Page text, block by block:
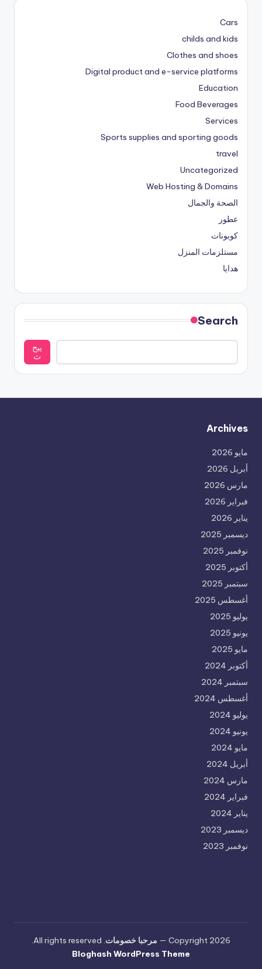
Cars
childs and kids
Clothes and shoes
Digital product and e-service platforms
Education
Food Beverages
Services
Sports supplies and sporting goods
travel
Uncategorized
Web Hosting & Domains
الصحة والجمال
عطور
كوبونات
مستلزمات المنزل
هدايا
Search
يبح
ث
Archives
مايو 2026
أبريل 2026
مارس 2026
فبراير 2026
يناير 2026
ديسمبر 2025
نوفمبر 2025
أكتوبر 2025
سبتمبر 2025
أغسطس 2025
يوليو 2025
يونيو 2025
مايو 2025
أكتوبر 2024
سبتمبر 2024
أغسطس 2024
يوليو 2024
يونيو 2024
مايو 2024
أبريل 2024
مارس 2024
فبراير 2024
يناير 2024
ديسمبر 2023
نوفمبر 2023
Copyright 2026 — مرحبا خصومات. All rights reserved.
Bloghash WordPress Theme